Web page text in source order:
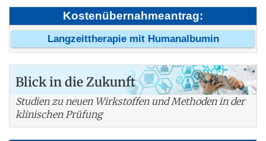
Kostenübernahmeantrag:
Langzeittherapie mit Humanalbumin
Blick in die Zukunft
Studien zu neuen Wirkstoffen und Methoden in der
klinischen Prüfung